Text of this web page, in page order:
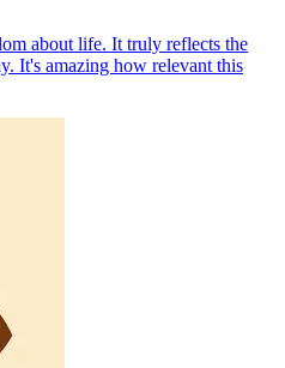
about life. It truly reflects the
It's amazing how relevant this